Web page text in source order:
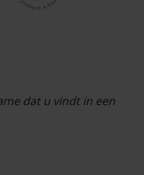
dat u vindt in een